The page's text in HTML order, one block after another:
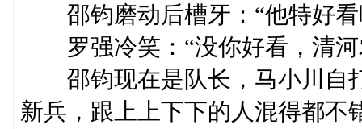
邵钧磨动后槽牙：“他特好看
罗强冷笑：“没你好看，清河
邵钧现在是队长，马小川自
新兵，跟上上下下的人混得都不